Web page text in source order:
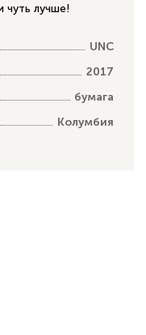
чуть лучше!
UNC
2017
бумага
Колумбия